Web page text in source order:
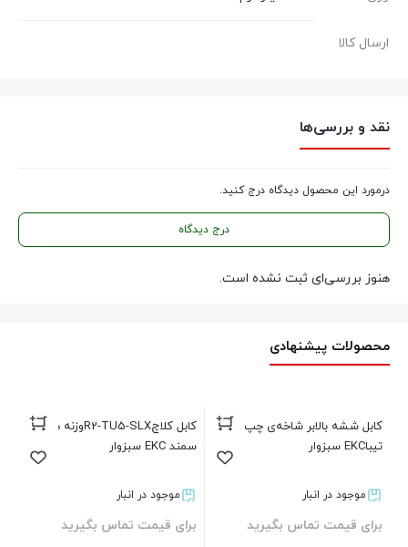
ارسال کالا
نقد و بررسی‌ها
درمورد این محصول دیدگاه درج کنید.
درج دیدگاه
هنوز بررسی‌ای ثبت نشده است.
محصولات پیشنهادی
کابل ششه بالابر شاخه‌ی چپ
تیباEKC سبزوار
موجود در انبار
برای قیمت تماس بگیرید
کابل کلاچR2-TU5-SLXوزنه دار
سمند EKC سبزوار
موجود در انبار
برای قیمت تماس بگیرید